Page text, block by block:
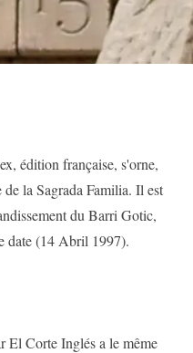
édition française, s'orne,
la Sagrada Familia. Il est
du Barri Gotic,
date (14 Abril 1997).
El Corte Inglés a le même